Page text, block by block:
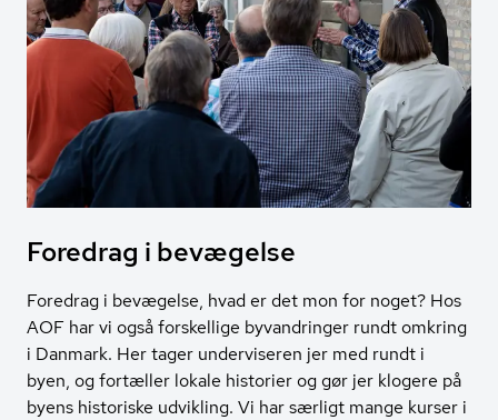
Foredrag i bevægelse
Foredrag i bevægelse, hvad er det mon for noget? Hos
AOF har vi også forskellige byvandringer rundt omkring
i Danmark. Her tager underviseren jer med rundt i
byen, og fortæller lokale historier og gør jer klogere på
byens historiske udvikling. Vi har særligt mange kurser i